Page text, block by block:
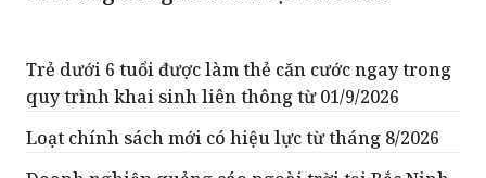
Trẻ dưới 6 tuổi được làm thẻ căn cước ngay trong
Loạt chính sách mới có hiệu lực từ tháng 8/2026
cần lưu ý